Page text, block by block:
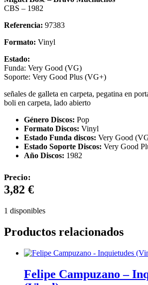
CBS – 1982
Referencia: 97383
Formato: Vinyl
Estado:
Funda: Very Good (VG)
Soporte: Very Good Plus (VG+)
señales de galleta en carpeta, pegatina en
boli en carpeta, lado abierto
Género Discos: Pop
Formato Discos: Vinyl
Estado Funda discos: Very Good
Estado Soporte Discos: Very Good
Año Discos: 1982
Precio:
3,82 €
1 disponibles
Productos relacionados
Felipe Campuzano –